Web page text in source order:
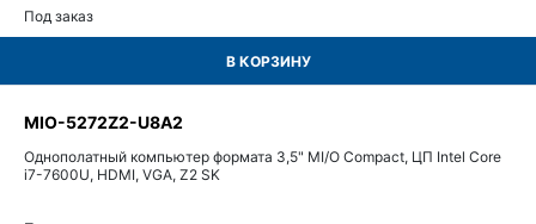
Под заказ
В КОРЗИНУ
MIO-5272Z2-U8A2
Однополатный компьютер формата 3,5" MI/O Compact, ЦП Intel Core
i7-7600U, HDMI, VGA, Z2 SK